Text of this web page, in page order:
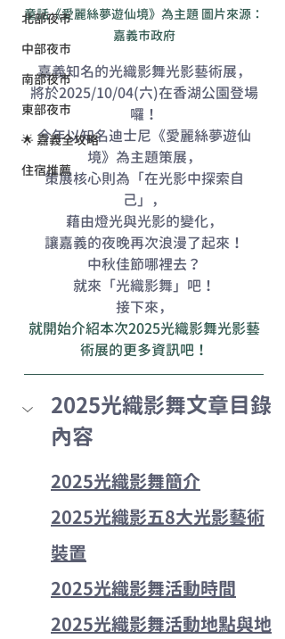
北部夜市
中部夜市
南部夜市
東部夜市
🌟 嘉義全攻略
住宿推薦
童話《愛麗絲夢遊仙境》為主題 圖片來源：
嘉義市政府
嘉義知名的光織影舞光影藝術展，
將於2025/10/04(六)在香湖公園登場
囉！
今年以知名迪士尼《愛麗絲夢遊仙
境》為主題策展，
策展核心則為「在光影中探索自
己」，
藉由燈光與光影的變化，
讓嘉義的夜晚再次浪漫了起來！
中秋佳節哪裡去？
就來「光織影舞」吧！
接下來，
就開始介紹本次2025光織影舞光影藝
術展的更多資訊吧！
2025光織影舞文章目錄
內容
2025光織影舞簡介
2025光織影五8大光影藝術
裝置
2025光織影舞活動時間
2025光織影舞活動地點與地